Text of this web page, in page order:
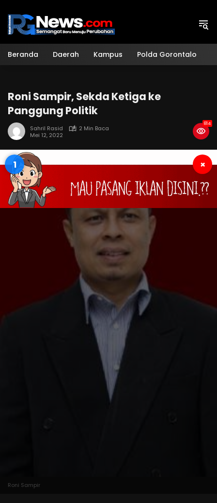
konten
Beranda Daerah Kampus Polda Gorontalo
Roni Sampir, Sekda Ketiga ke
Panggung Politik
Sahril Rasid
2 Min Baca
Mei 12, 2022
814
1 ×
Roni Sampir